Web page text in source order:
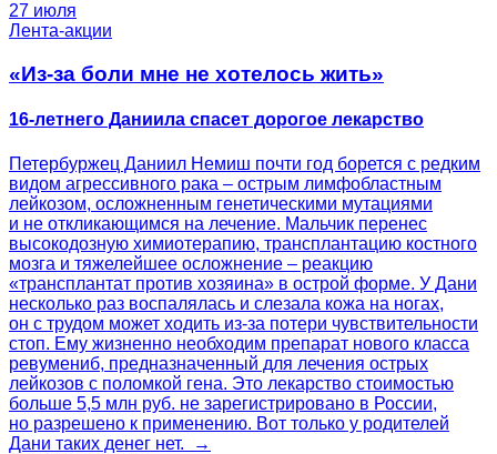
27 июля
Лента-акции
«Из-за боли мне не хотелось жить»
16-летнего Даниила спасет дорогое лекарство
Петербуржец Даниил Немиш почти год борется с редким
видом агрессивного рака – острым лимфобластным
лейкозом, осложненным генетическими мутациями
и не откликающимся на лечение. Мальчик перенес
высокодозную химиотерапию, трансплантацию костного
мозга и тяжелейшее осложнение – реакцию
«трансплантат против хозяина» в острой форме. У Дани
несколько раз воспалялась и слезала кожа на ногах,
он с трудом может ходить из-за потери чувствительности
стоп. Ему жизненно необходим препарат нового класса
ревумениб, предназначенный для лечения острых
лейкозов с поломкой гена. Это лекарство стоимостью
больше 5,5 млн руб. не зарегистрировано в России,
но разрешено к применению. Вот только у родителей
Дани таких денег нет. →